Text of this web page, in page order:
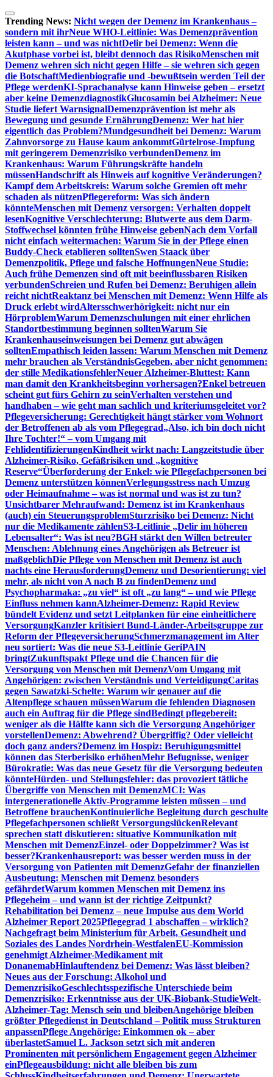
Zum
Inhalt
springen
Trending News: Nicht wegen der Demenz im Krankenhaus –
sondern mit ihrNeue WHO-Leitlinie: Was Demenzprävention
leisten kann – und was nichtDelir bei Demenz: Wenn die
Akutphase vorbei ist, bleibt dennoch das RisikoMenschen mit
Demenz wehren sich nicht gegen Hilfe – sie wehren sich gegen
die BotschaftMedienbiografie und -bewußtsein werden Teil der
Pflege werdenKI-Sprachanalyse kann Hinweise geben – ersetzt
aber keine DemenzdiagnostikGlucosamin bei Alzheimer: Neue
Studie liefert WarnsignalDemenzprävention ist mehr als
Bewegung und gesunde ErnährungDemenz: Wer hat hier
eigentlich das Problem?Mundgesundheit bei Demenz: Warum
Zahnvorsorge zu Hause kaum ankommtGürtelrose-Impfung
mit geringerem Demenzrisiko verbundenDemenz im
Krankenhaus: Warum Führungskräfte handeln
müssenHandschrift als Hinweis auf kognitive Veränderungen?
Kampf dem Arbeitskreis: Warum solche Gremien oft mehr
schaden als nützenPflegereform: Was sich ändern
könnteMenschen mit Demenz versorgen: Verhalten doppelt
lesenKognitive Verschlechterung: Blutwerte aus dem Darm-
Stoffwechsel könnten frühe Hinweise gebenNach dem Vorfall
nicht einfach weitermachen: Warum Sie in der Pflege einen
Buddy-Check etablieren solltenSwen Staack über
Demenzpolitik, Pflege und falsche HoffnungenNeue Studie:
Auch frühe Demenzen sind oft mit beeinflussbaren Risiken
verbundenSchreien und Rufen bei Demenz: Beruhigen allein
reicht nichtReaktanz bei Menschen mit Demenz: Wenn Hilfe als
Druck erlebt wirdAltersschwerhörigkeit: nicht nur ein
HörproblemWarum Demenzschulungen mit einer ehrlichen
Standortbestimmung beginnen solltenWarum Sie
Krankenhauseinweisungen bei Demenz gut abwägen
solltenEmpathisch leiden lassen: Warum Menschen mit Demenz
mehr brauchen als VerständnisGegeben, aber nicht genommen:
der stille MedikationsfehlerNeuer Alzheimer-Bluttest: Kann
man damit den Krankheitsbeginn vorhersagen?Enkel betreuen
scheint gut fürs Gehirn zu seinVerhalten verstehen und
handhaben – wie geht man sachlich und kriteriumsgeleitet vor?
Pflegeversicherung: Gerechtigkeit hängt stärker vom Wohnort
der Betroffenen ab als vom Pflegegrad„Also, ich bin doch nicht
Ihre Tochter!“ – vom Umgang mit
FehlidentifizierungenKindheit wirkt nach: Langzeitstudie über
Alzheimer-Risiko, Gefäßrisiken und „kognitive
Reserve“Überforderung der Enkel: wie Pflegefachpersonen bei
Demenz unterstützen könnenVerlegungsstress nach Umzug
oder Heimaufnahme – was ist normal und was ist zu tun?
Unsichtbarer Mehraufwand: Demenz ist im Krankenhaus
(auch) ein SteuerungsproblemSturzrisiko bei Demenz: Nicht
nur die Medikamente zählenS3-Leitlinie „Delir im höheren
Lebensalter“: Was ist neu?BGH stärkt den Willen betreuter
Menschen: Ablehnung eines Angehörigen als Betreuer ist
maßgeblichDie Pflege von Menschen mit Demenz ist auch
nachts eine HerausforderungDemenz und Desorientierung: viel
mehr, als nicht von A nach B zu findenDemenz und
Psychopharmaka: „zu viel“ ist oft „zu lang“ – und wie Pflege
Einfluss nehmen kannAlzheimer-Demenz: Rapid Review
bündelt Evidenz und setzt Leitplanken für eine einheitlichere
VersorgungKanzler kritisiert Bund-Länder-Arbeitsgruppe zur
Reform der PflegeversicherungSchmerzmanagement im Alter
neu sortiert: Was die neue S3-Leitlinie GeriPAIN
bringtZukunftspakt Pflege und die Chancen für die
Versorgung von Menschen mit DemenzVom Umgang mit
Angehörigen: zwischen Verständnis und VerteidigungCaritas
gegen Sawatzki-Schelte: Warum wir genauer auf die
Altenpflege schauen müssenWarum die fehlenden Diagnosen
auch ein Auftrag für die Pflege sindBedingt pflegebereit:
weniger als die Hälfte kann sich die Versorgung Angehöriger
vorstellenDemenz: Abwehrend? Übergriffig? Oder vielleicht
doch ganz anders?Demenz im Hospiz: Beruhigungsmittel
können das Sterberisiko erhöhenMehr Befugnisse, weniger
Bürokratie: Was das neue Gesetz für die Versorgung bedeuten
könnteHürden- und Stellungsfehler: das provoziert tätliche
Übergriffe von Menschen mit DemenzMCI: Was
intergenerationelle Aktiv-Programme leisten müssen – und
Betroffene brauchenKontinuierliche Begleitung durch geschulte
Pflegefachpersonen schließt VersorgungslückenRelevant
sprechen statt diskutieren: situative Kommunikation mit
Menschen mit DemenzEinzel- oder Doppelzimmer? Was ist
besser?Krankenhausreport: was besser werden muss in der
Versorgung von Patienten mit DemenzGefahr der finanziellen
Ausbeutung: Menschen mit Demenz besonders
gefährdetWarum kommen Menschen mit Demenz ins
Pflegeheim – und wann ist der richtige Zeitpunkt?
Rehabilitation bei Demenz – neue Impulse aus dem World
Alzheimer Report 2025Pflegegrad 1 abschaffen – wirklich?
Nachgefragt beim Ministerium für Arbeit, Gesundheit und
Soziales des Landes Nordrhein-WestfalenEU-Kommission
genehmigt Alzheimer-Medikament mit
DonanemabHinlauftendenz bei Demenz: Was lässt bleiben?
Neues aus der Forschung: Alkohol und
DemenzrisikoGeschlechtsspezifische Unterschiede beim
Demenzrisiko: Erkenntnisse aus der UK-Biobank-StudieWelt-
Alzheimer-Tag: Mensch sein und bleibenAngehörige bleiben
größter Pflegedienst in Deutschland – Politik muss Strukturen
anpassenPflege Angehörige: Einkommen ok – aber
überlastetSamuel L. Jackson setzt sich mit anderen
Prominenten mit persönlichem Engagement gegen Alzheimer
einPflegeausbildung: nicht alle bleiben bis zum